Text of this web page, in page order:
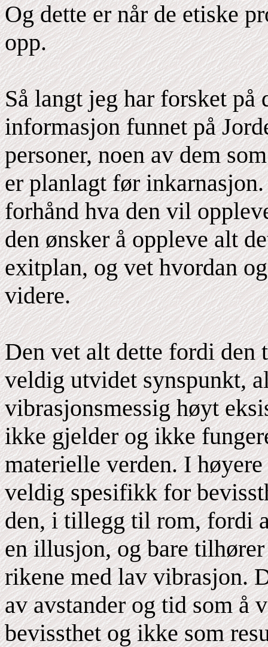
Og dette er når de etiske
opp.
Så langt jeg har forsket på
informasjon funnet på
personer, noen av dem
er planlagt før
forhånd hva den vil
den ønsker å oppleve alt
exitplan, og vet hvordan
videre.
Den vet alt dette fordi den
veldig utvidet synspunkt,
vibrasjonsmessig høyt
ikke gjelder og ikke
materielle verden. I
veldig spesifikk for
den, i tillegg til rom, fordi
en illusjon, og bare
rikene med lav vibrasjon.
av avstander og tid som å
bevissthet og ikke som